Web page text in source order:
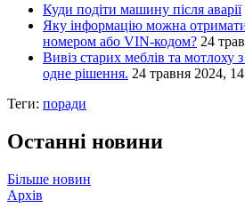
Куди подіти машину після аварії
Яку інформацію можна отримати
номером або VIN-кодом? 24
Вивіз старих меблів та мотлоху
одне рішення. 24 травня 2024,
Теги: поради
Останні новини
Більше новин
Архів